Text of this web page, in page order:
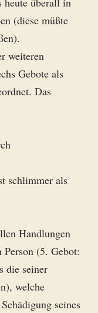
(diese müßte
weiteren
Gebote als
Das
schlimmer als
Handlungen
(5. Gebot:
die seiner
welche
seines